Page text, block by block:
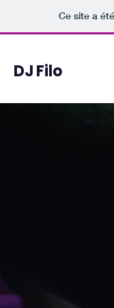
Ce site a
DJ Filo